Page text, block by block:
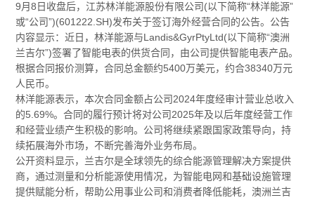
9月8日收盘后，江苏林洋能源股份有限公司(以下简称“林洋能源”
或“公司”)(601222.SH)发布关于签订海外经营合同的公告。公告
内容显示：近日，林洋能源与Landis&GyrPtyLtd(以下简称“澳洲
兰吉尔”)签署了智能电表的供货合同，由公司提供智能电表产品。
根据合同报价测算，合同总金额约5400万美元，约合38340万元
人民币。
林洋能源表示，本次合同金额占公司2024年度经审计营业总收入
的5.69%。合同的履行预计将对公司2025年及以后年度经营工作
和经营业绩产生积极的影响。公司将继续紧跟国家政策导向，持
续拓展海外市场，不断完善海外业务布局。
公开资料显示，兰吉尔是全球领先的综合能源管理解决方案提供
商，通过测量和分析能源使用情况，为智能电网和基础设施管理
提供赋能分析，帮助公用事业公司和消费者降低能耗，澳洲兰吉